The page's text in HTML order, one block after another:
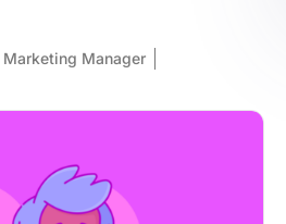
Marketing Manager